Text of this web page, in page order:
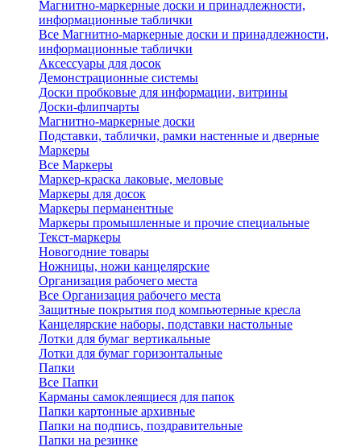
Магнитно-маркерные доски и принадлежности,
информационные таблички
Все Магнитно-маркерные доски и принадлежности,
информационные таблички
Аксессуары для досок
Демонстрационные системы
Доски пробковые для информации, витрины
Доски-флипчарты
Магнитно-маркерные доски
Подставки, таблички, рамки настенные и дверные
Маркеры
Все Маркеры
Маркер-краска лаковые, меловые
Маркеры для досок
Маркеры перманентные
Маркеры промышленные и прочие специальные
Текст-маркеры
Новогодние товары
Ножницы, ножи канцелярские
Организация рабочего места
Все Организация рабочего места
Защитные покрытия под компьютерные кресла
Канцелярские наборы, подставки настольные
Лотки для бумаг вертикальные
Лотки для бумаг горизонтальные
Папки
Все Папки
Карманы самоклеящиеся для папок
Папки картонные архивные
Папки на подпись, поздравительные
Папки на резинке